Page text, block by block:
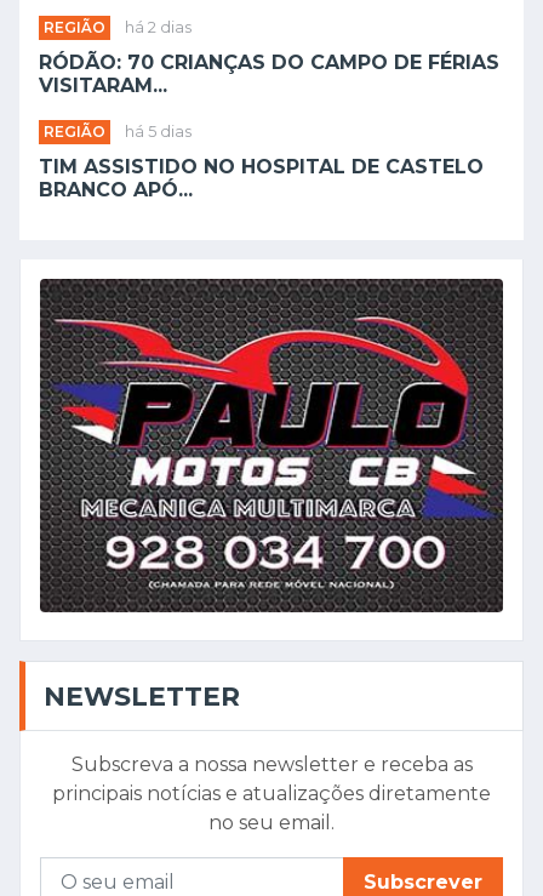
REGIÃO há 2 dias
RÓDÃO: 70 CRIANÇAS DO CAMPO DE FÉRIAS
VISITARAM...
REGIÃO há 5 dias
TIM ASSISTIDO NO HOSPITAL DE CASTELO
BRANCO APÓ...
NEWSLETTER
Subscreva a nossa newsletter e receba as
principais notícias e atualizações diretamente
no seu email.
Subscrever